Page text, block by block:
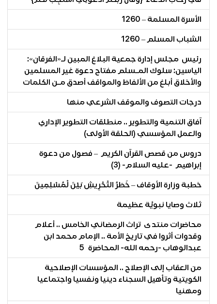
الأسرة المسلمة – 1260
الشباب المسلم – 1260
رئيس مجلس إدارة جمعية البلاغ المبين لـ«الفرقان»:
الياسين: سلوك المـسلم مفتاح دعوة غير المسلمين
والأخلاق أبلغ من الألفاظ والمواقف أصدق مـن الكلمات
درجات التصوف والموقف الشرعي منها
آفاق التنمية والتطوير .. منطلقات التطوير الإداري
والعمل المؤسسي (الحلقة الأولى)
دروس من قصص القرآن الكريم – فصول من دعوة
إبراهيم -عليه السلام- (3)
خطبة وزارة الأوقاف – خَطَرُ التَّحْرِيشِ بَيْنَ لْمُسْلِمِينَ
ثلاث وصايا نبويَّة عظيمة
محاضرات منتدى تراث الرمضاني الخامس .. أعلام
وقدوات أثروا في تاريخ الأمة .. الإمام محمد ابن
عبدالوهاب -رحمه الله- المحاضرة 5
من العقاب إلى الإصلاح .. المؤسسات الإصلاحية
الكويتية وتأهيل السجناء دينيا ونفسيا واجتماعيا
ومهنيا